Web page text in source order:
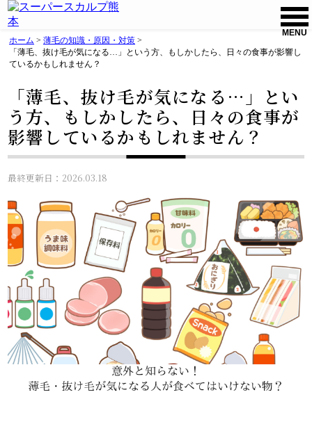
MENU
ホーム >薄毛の知識・原因・対策 >
「薄毛、抜け毛が気になる…」という方、もしかしたら、日々の食事が影響し
ているかもしれません？
「薄毛、抜け毛が気になる…」とい
う方、もしかしたら、日々の食事が
影響しているかもしれません？
最終更新日：2026.03.18